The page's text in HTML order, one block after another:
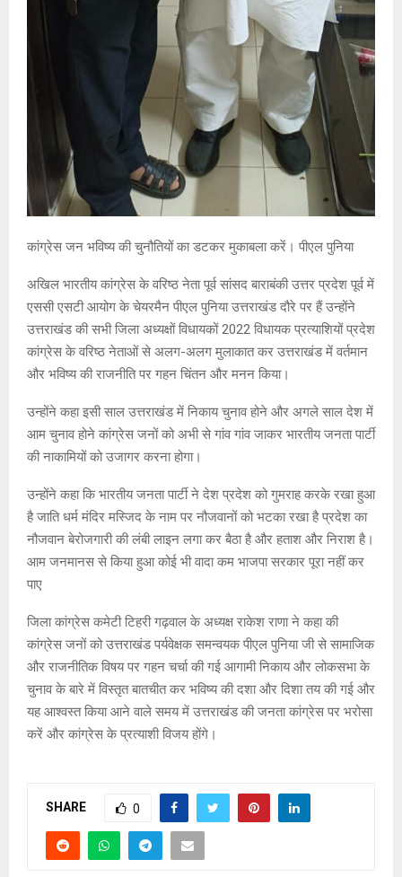
कांग्रेस जन भविष्य की चुनौतियों का डटकर मुकाबला करें। पीएल पुनिया
अखिल भारतीय कांग्रेस के वरिष्ठ नेता पूर्व सांसद बाराबंकी उत्तर प्रदेश पूर्व में
एससी एसटी आयोग के चेयरमैन पीएल पुनिया उत्तराखंड दौरे पर हैं उन्होंने
उत्तराखंड की सभी जिला अध्यक्षों विधायकों 2022 विधायक प्रत्याशियों प्रदेश
कांग्रेस के वरिष्ठ नेताओं से अलग-अलग मुलाकात कर उत्तराखंड में वर्तमान
और भविष्य की राजनीति पर गहन चिंतन और मनन किया।
उन्होंने कहा इसी साल उत्तराखंड में निकाय चुनाव होने और अगले साल देश में
आम चुनाव होने कांग्रेस जनों को अभी से गांव गांव जाकर भारतीय जनता पार्टी
की नाकामियों को उजागर करना होगा।
उन्होंने कहा कि भारतीय जनता पार्टी ने देश प्रदेश को गुमराह करके रखा हुआ
है जाति धर्म मंदिर मस्जिद के नाम पर नौजवानों को भटका रखा है प्रदेश का
नौजवान बेरोजगारी की लंबी लाइन लगा कर बैठा है और हताश और निराश है।
आम जनमानस से किया हुआ कोई भी वादा कम भाजपा सरकार पूरा नहीं कर
पाए
जिला कांग्रेस कमेटी टिहरी गढ़वाल के अध्यक्ष राकेश राणा ने कहा की
कांग्रेस जनों को उत्तराखंड पर्यवेक्षक समन्वयक पीएल पुनिया जी से सामाजिक
और राजनीतिक विषय पर गहन चर्चा की गई आगामी निकाय और लोकसभा के
चुनाव के बारे में विस्तृत बातचीत कर भविष्य की दशा और दिशा तय की गई और
यह आश्वस्त किया आने वाले समय में उत्तराखंड की जनता कांग्रेस पर भरोसा
करें और कांग्रेस के प्रत्याशी विजय होंगे।
SHARE 0